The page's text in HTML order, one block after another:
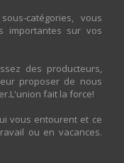
catégories, vous
importantes sur vos
des producteurs,
proposer de nous
fait la force!
vous entourent et ce
ou en vacances.